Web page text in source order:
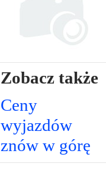
Zobacz także
Ceny
wyjazdów
znów w górę